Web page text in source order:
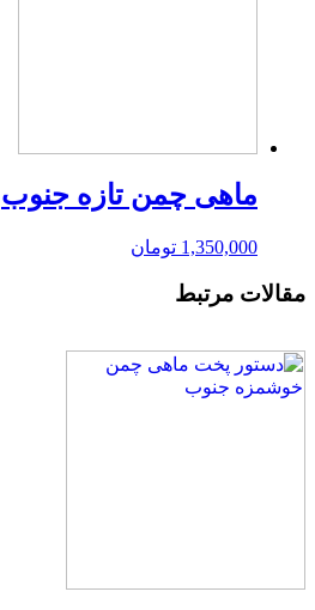
ماهی چمن تازه جنوب
1,350,000 تومان
مقالات مرتبط